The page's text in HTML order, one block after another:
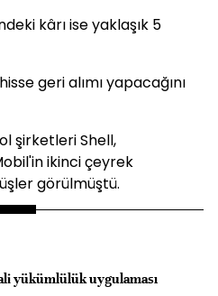
kârı ise yaklaşık 5
geri alımı yapacağını
şirketleri Shell,
ikinci çeyrek
görülmüştü.
yükümlülük uygulaması